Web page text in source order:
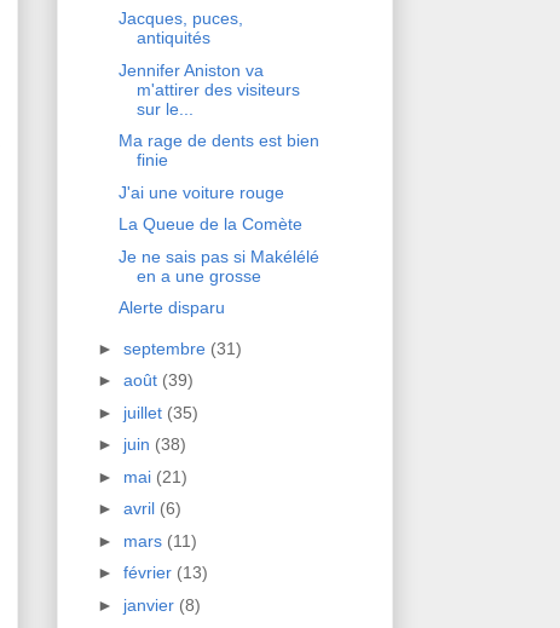
Jacques, puces,
antiquités
Jennifer Aniston va
m'attirer des visiteurs
sur le...
Ma rage de dents est bien
finie
J'ai une voiture rouge
La Queue de la Comète
Je ne sais pas si Makélélé
en a une grosse
Alerte disparu
► septembre (31)
► août (39)
► juillet (35)
► juin (38)
► mai (21)
► avril (6)
► mars (11)
► février (13)
► janvier (8)